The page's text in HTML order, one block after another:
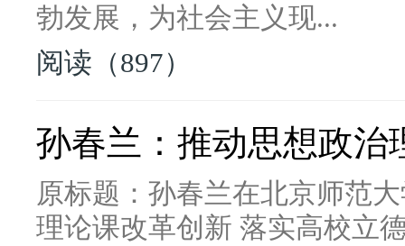
勃发展，为社会主义现...
阅读（897）
孙春兰：推动思想政治
原标题：孙春兰在北京师范
理论课改革创新 落实高校立